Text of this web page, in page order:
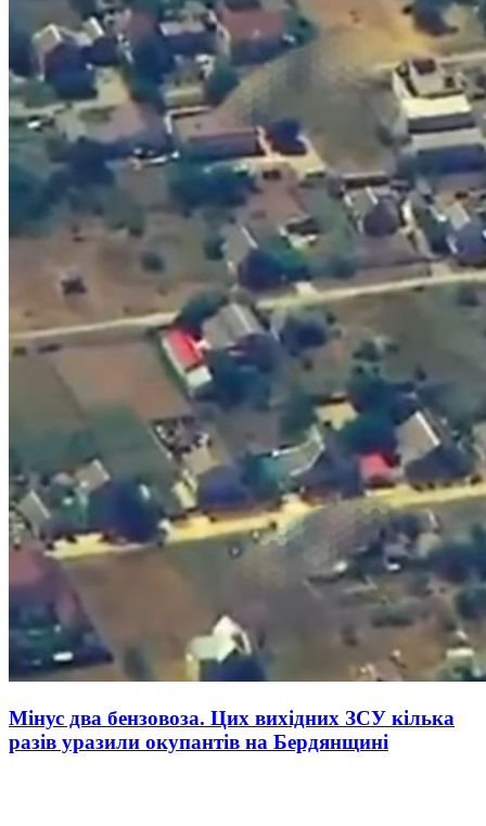
Мінус два бензовоза. Цих вихідних ЗСУ кілька
разів уразили окупантів на Бердянщині